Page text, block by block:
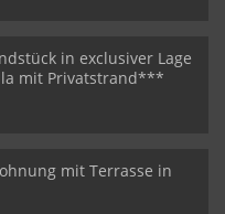
in exclusiver Lage
mit Privatstrand***
mit Terrasse in